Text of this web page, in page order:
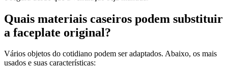
Quais materiais caseiros podem substituir
a faceplate original?
Vários objetos do cotidiano podem ser adaptados. Abaixo, os mais
usados e suas características: